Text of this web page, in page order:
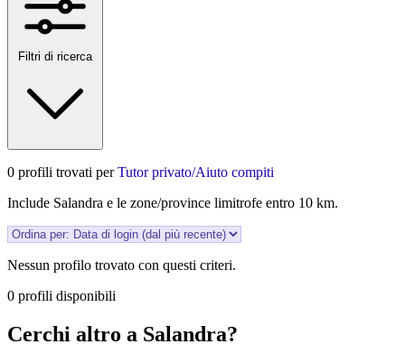
Filtri di ricerca
0 profili trovati perTutor privato/Aiuto compiti
Include Salandra e le zone/province limitrofe entro 10 km.
Nessun profilo trovato con questi criteri.
0 profili disponibili
Cerchi altro a Salandra?